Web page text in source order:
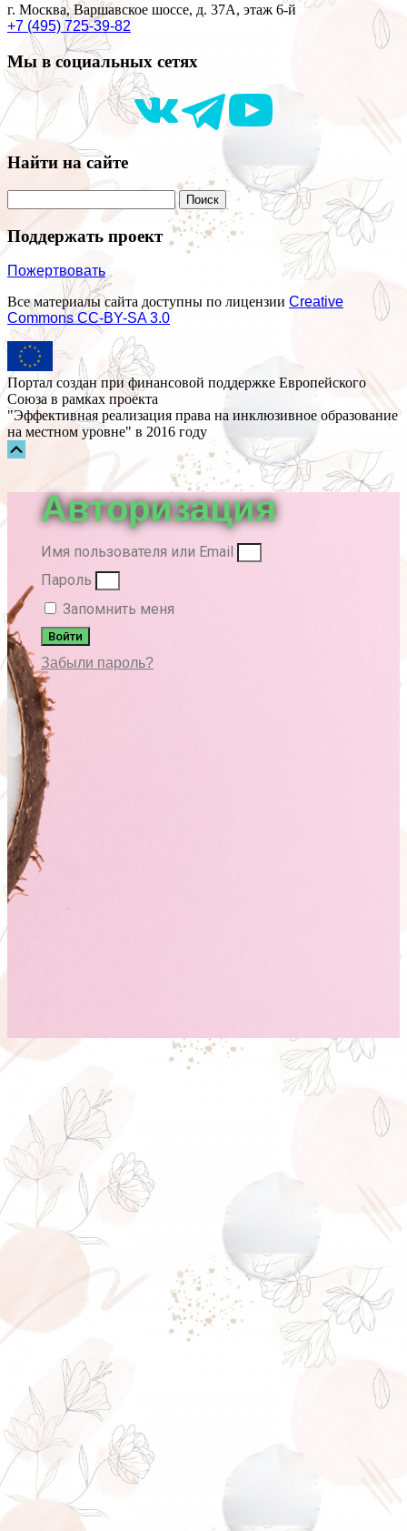
г. Москва, Варшавское шоссе, д. 37А, этаж 6-й
+7 (495) 725-39-82
Мы в социальных сетях
Найти на сайте
Поддержать проект
Пожертвовать
Все материалы сайта доступны по лицензии Creative
Commons СС-BY-SA 3.0
Портал создан при финансовой поддержке Европейского
Союза в рамках проекта
"Эффективная реализация права на инклюзивное образование
на местном уровне" в 2016 году
Прокрутка
Авторизация
Имя пользователя или Email
Пароль
Запомнить меня
Войти
Забыли пароль?